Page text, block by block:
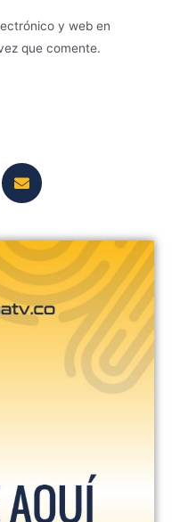
y web en
que comente.